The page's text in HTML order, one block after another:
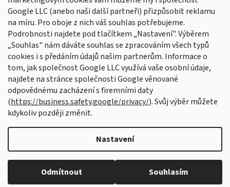
Google LLC (anebo naši další partneři) přizpůsobit reklamu
na míru. Pro oboje z nich váš souhlas potřebujeme.
Podrobnosti najdete pod tlačítkem „Nastavení". Výběrem
„Souhlas" nám dáváte souhlas se zpracováním všech typů
cookies i s předáním údajů našim partnerům. Informace o
tom, jak společnost Google LLC využívá vaše osobní údaje,
najdete na stránce společnosti Google věnované
odpovědnému zacházení s firemními daty
(https://business.safety.google/privacy/). Svůj výběr můžete
kdykoliv později změnit.
Nastavení
Odmítnout Souhlasím
Odebírat newsletter
Vložte svůj e-mail a my vám budeme zasílat informace o nových
produktech na našem e-shopu.
E-mail
Vložením e-mailu souhlasíte s podmínkami ochrany osobních údajů
Vytvořil Shoptet Premium